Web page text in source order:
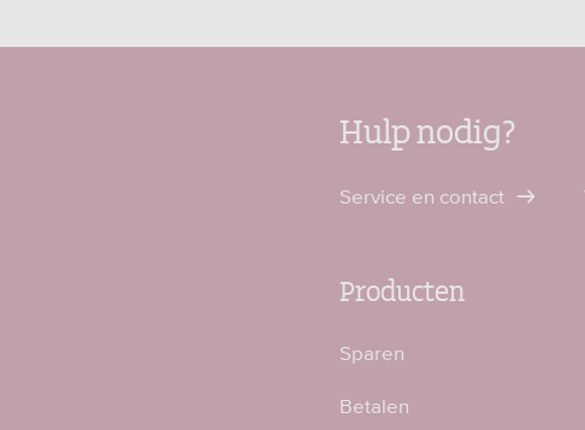
Hulp nodig?
Service en contact
Producten
Sparen
Betalen